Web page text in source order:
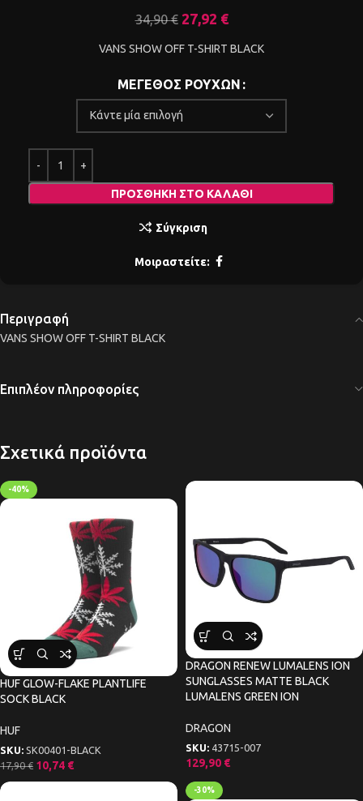
34,90€ 27,92 €
VANS SHOW OFF T-SHIRT BLACK
ΜΕΓΕΘΟΣ ΡΟΥΧΩΝ
ΠΡΟΣΘΉΚΗ ΣΤΟ ΚΑΛΆΘΙ
Σύγκριση
Μοιραστείτε:
Περιγραφή
VANS SHOW OFF T-SHIRT BLACK
Επιπλέον πληροφορίες
Σχετικά προϊόντα
-40%
HUF GLOW-FLAKE PLANTLIFE
SOCK BLACK
HUF
SKU: SK00401-BLACK
17,90€ 10,74 €
DRAGON RENEW LUMALENS ION
SUNGLASSES MATTE BLACK
LUMALENS GREEN ION
DRAGON
SKU: 43715-007
129,90 €
-30%